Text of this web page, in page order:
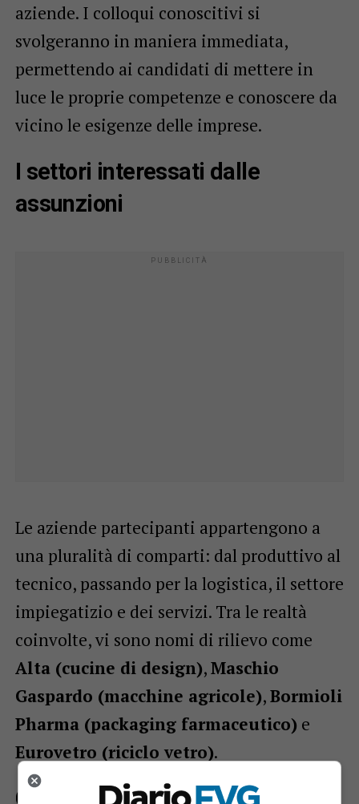
aziende. I colloqui conoscitivi si
svolgeranno in maniera immediata,
permettendo ai candidati di mettere in
luce le proprie competenze e conoscere da
vicino le esigenze delle imprese.
I settori interessati dalle
assunzioni
Le aziende partecipanti appartengono a
una pluralità di comparti: dal produttivo al
tecnico, passando per la logistica, il settore
impiegatizio e dei servizi. Tra le realtà
coinvolte, vi sono nomi di rilievo come
Alta (cucine di design),Maschio
Gaspardo (macchine agricole),Bormioli
Pharma (packaging farmaceutico) e
Eurovetro (riciclo vetro).
Come candidarsi